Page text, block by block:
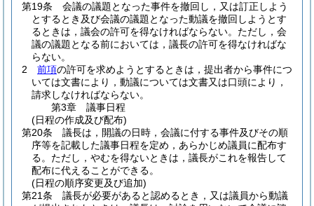
第19条
会議の議題となった事件を撤回し，又は訂正しよう
とするとき及び会議の議題となった動議を撤回しようとす
るときは，議会の許可を得なければならない。 ただし，会
議の議題となる前においては，議長の許可を得なければな
らない。
2
前項の許可を求めようとするときは，提出者から事件につ
いては文書により，動議については文書又は口頭により，
請求しなければならない。
第3章
議事日程
(日程の作成及び配布)
第20条
議長は，開議の日時，会議に付する事件及びその順
序等を記載した議事日程を定め，あらかじめ議員に配布す
る。 ただし，やむを得ないときは，議長がこれを報告して
配布に代えることができる。
(日程の順序変更及び追加)
第21条
議長が必要があると認めるとき，又は議員から動議